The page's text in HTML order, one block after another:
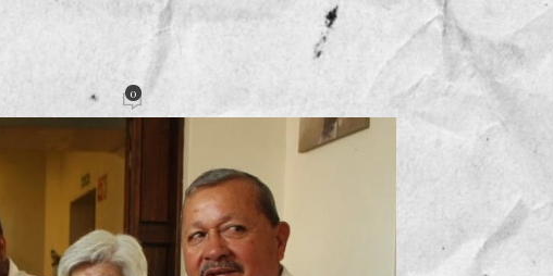
y MORENA se
16 abril, 2024 0
CATEGORÍAS
NOTICIAS
OPINIÓN
TENDENCIA
VIDEO